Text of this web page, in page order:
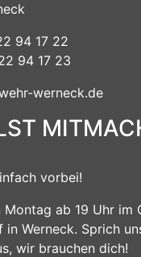
94 17 22
94 17 23
werneck.de
vorbei!
ab 19 Uhr im
in Werneck. Sprich
wir brauchen dich!